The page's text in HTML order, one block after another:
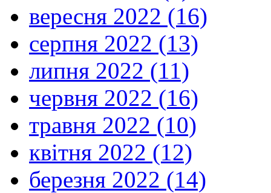
вересня 2022 (16)
серпня 2022 (13)
липня 2022 (11)
червня 2022 (16)
травня 2022 (10)
квітня 2022 (12)
березня 2022 (14)